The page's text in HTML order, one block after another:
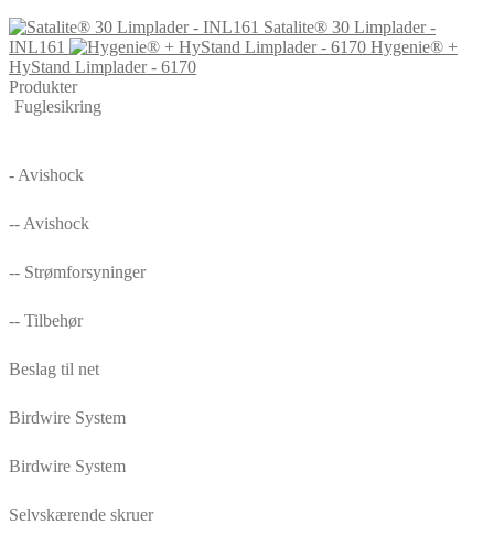
Satalite® 30 Limplader -
INL161
Hygenie® +
HyStand Limplader - 6170
Produkter
Fuglesikring
- Avishock
-- Avishock
-- Strømforsyninger
-- Tilbehør
Beslag til net
Birdwire System
Birdwire System
Selvskærende skruer